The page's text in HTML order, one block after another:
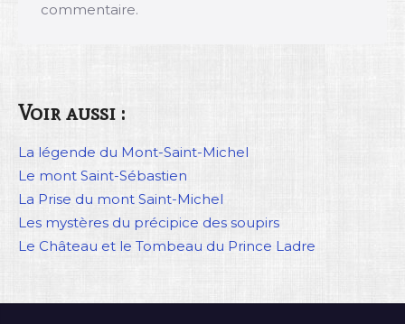
commentaire.
Voir aussi :
La légende du Mont-Saint-Michel
Le mont Saint-Sébastien
La Prise du mont Saint-Michel
Les mystères du précipice des soupirs
Le Château et le Tombeau du Prince Ladre